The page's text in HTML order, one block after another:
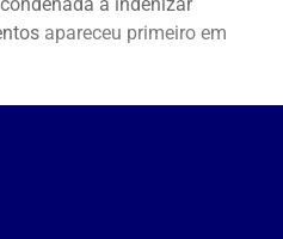
apareceu primeiro em